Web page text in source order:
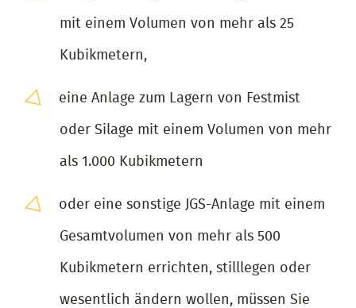
mit einem Volumen von mehr als 25
Kubikmetern,
eine Anlage zum Lagern von Festmist
oder Silage mit einem Volumen von mehr
als 1.000 Kubikmetern
oder eine sonstige JGS-Anlage mit einem
Gesamtvolumen von mehr als 500
Kubikmetern errichten, stilllegen oder
wesentlich ändern wollen, müssen Sie